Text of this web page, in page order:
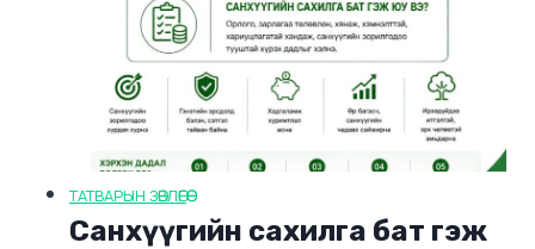
ТАТВАРЫН ЗӨВЛӨГӨӨ
Санхүүгийн сахилга бат гэж